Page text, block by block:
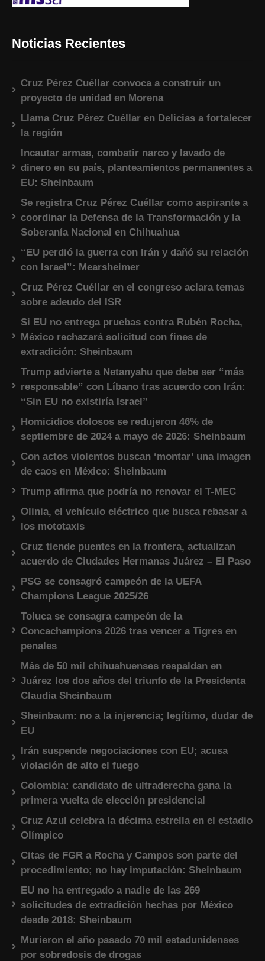
Noticias Recientes
Cruz Pérez Cuéllar convoca a construir un
proyecto de unidad en Morena
Llama Cruz Pérez Cuéllar en Delicias a fortalecer
la región
Incautar armas, combatir narco y lavado de
dinero en su país, planteamientos permanentes a
EU: Sheinbaum
Se registra Cruz Pérez Cuéllar como aspirante a
coordinar la Defensa de la Transformación y la
Soberanía Nacional en Chihuahua
“EU perdió la guerra con Irán y dañó su relación
con Israel”: Mearsheimer
Cruz Pérez Cuéllar en el congreso aclara temas
sobre adeudo del ISR
Si EU no entrega pruebas contra Rubén Rocha,
México rechazará solicitud con fines de
extradición: Sheinbaum
Trump advierte a Netanyahu que debe ser “más
responsable” con Líbano tras acuerdo con Irán:
“Sin EU no existiría Israel”
Homicidios dolosos se redujeron 46% de
septiembre de 2024 a mayo de 2026: Sheinbaum
Con actos violentos buscan ‘montar’ una imagen
de caos en México: Sheinbaum
Trump afirma que podría no renovar el T-MEC
Olinia, el vehículo eléctrico que busca rebasar a
los mototaxis
Cruz tiende puentes en la frontera, actualizan
acuerdo de Ciudades Hermanas Juárez – El Paso
PSG se consagró campeón de la UEFA
Champions League 2025/26
Toluca se consagra campeón de la
Concachampions 2026 tras vencer a Tigres en
penales
Más de 50 mil chihuahuenses respaldan en
Juárez los dos años del triunfo de la Presidenta
Claudia Sheinbaum
Sheinbaum: no a la injerencia; legítimo, dudar de
EU
Irán suspende negociaciones con EU; acusa
violación de alto el fuego
Colombia: candidato de ultraderecha gana la
primera vuelta de elección presidencial
Cruz Azul celebra la décima estrella en el estadio
Olímpico
Citas de FGR a Rocha y Campos son parte del
procedimiento; no hay imputación: Sheinbaum
EU no ha entregado a nadie de las 269
solicitudes de extradición hechas por México
desde 2018: Sheinbaum
Murieron el año pasado 70 mil estadunidenses
por sobredosis de drogas